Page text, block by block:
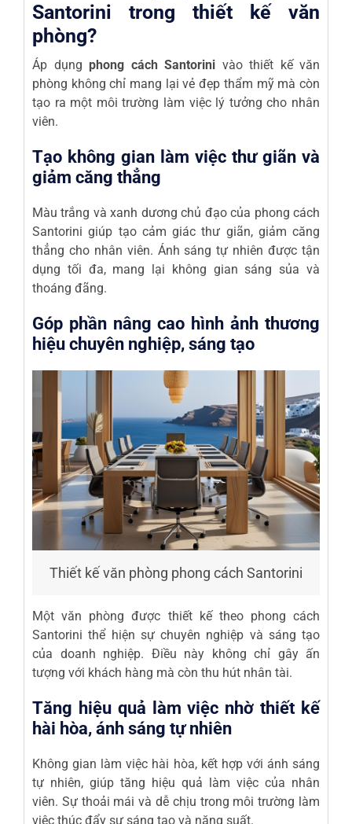
Santorini trong thiết kế văn
phòng?
Áp dụng phong cách Santorini vào thiết kế văn
phòng không chỉ mang lại vẻ đẹp thẩm mỹ mà còn
tạo ra một môi trường làm việc lý tưởng cho nhân
viên.
Tạo không gian làm việc thư giãn và
giảm căng thẳng
Màu trắng và xanh dương chủ đạo của phong cách
Santorini giúp tạo cảm giác thư giãn, giảm căng
thẳng cho nhân viên. Ánh sáng tự nhiên được tận
dụng tối đa, mang lại không gian sáng sủa và
thoáng đãng.
Góp phần nâng cao hình ảnh thương
hiệu chuyên nghiệp, sáng tạo
Thiết kế văn phòng phong cách Santorini
Một văn phòng được thiết kế theo phong cách
Santorini thể hiện sự chuyên nghiệp và sáng tạo
của doanh nghiệp. Điều này không chỉ gây ấn
tượng với khách hàng mà còn thu hút nhân tài.
Tăng hiệu quả làm việc nhờ thiết kế
hài hòa, ánh sáng tự nhiên
Không gian làm việc hài hòa, kết hợp với ánh sáng
tự nhiên, giúp tăng hiệu quả làm việc của nhân
viên. Sự thoải mái và dễ chịu trong môi trường làm
việc thúc đẩy sự sáng tạo và năng suất.